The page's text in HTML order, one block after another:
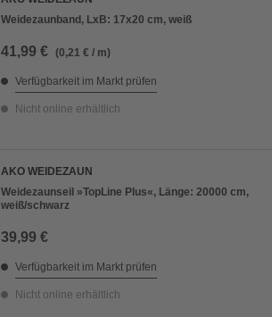
Weidezaunband, LxB: 17x20 cm, weiß
41,99 € (0,21 € / m)
Verfügbarkeit im Markt prüfen
Nicht online erhältlich
AKO WEIDEZAUN
Weidezaunseil »TopLine Plus«, Länge: 20000 cm,
weiß/schwarz
39,99 €
Verfügbarkeit im Markt prüfen
Nicht online erhältlich